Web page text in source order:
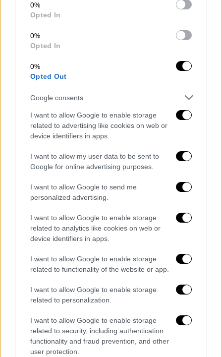
consent section.
0%
Opted In
0%
Opted In
0%
Opted Out
Google consents
I want to allow Google to enable storage
related to advertising like cookies on web or
device identifiers in apps.
I want to allow my user data to be sent to
Google for online advertising purposes.
I want to allow Google to send me
personalized advertising.
I want to allow Google to enable storage
related to analytics like cookies on web or
device identifiers in apps.
I want to allow Google to enable storage
related to functionality of the website or app.
I want to allow Google to enable storage
related to personalization.
I want to allow Google to enable storage
related to security, including authentication
functionality and fraud prevention, and other
user protection.
Τσεχία και η Αλβανία ακολουθούν επίσης με
ωστόσο να θεωρούνται απόλυτα ασφαλείς.
Eurovision 2026 - Στοιχήματα
Οι υπόλοιπες θέσεις μοιάζουν ιδιαίτερα
αμφίρροπες και εκεί βρίσκεται και η Κύπρος,
η οποία σύμφωνα με τις εκτιμήσεις κινείται
περίπου στην 9η θέση των προγνωστικών
. Αυτό σημαίνει πως η μάχη για
το εισιτήριο του τελικού αναμένεται να
με το televoting να αναμένεται να παίξει
καθοριστικό ρόλο.
Υπενθυμίζεται ότι ο μεγάλος τελικός του
Σαββάτουθα διεξαχθεί με τη συμμετοχή 25
φιναλίστ, ανάμεσα στους οποίους θα